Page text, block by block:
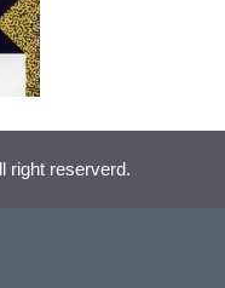
right reserverd.